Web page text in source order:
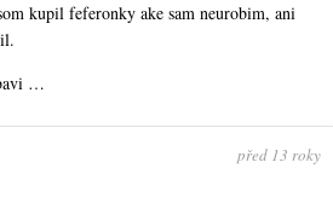
kupil feferonky ake sam neurobim, ani
…
před 13 roky